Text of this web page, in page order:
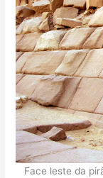
Face leste da